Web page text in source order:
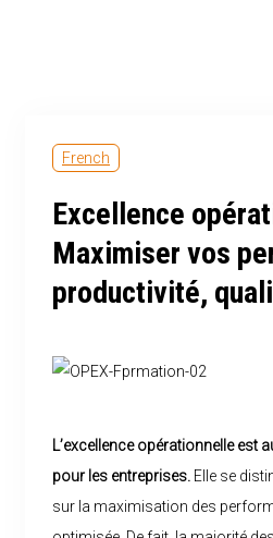
French
Excellence
Maximiser vos
productivité,
L’excellence opérationnelle est
pour les entreprises. Elle se
sur la maximisation des